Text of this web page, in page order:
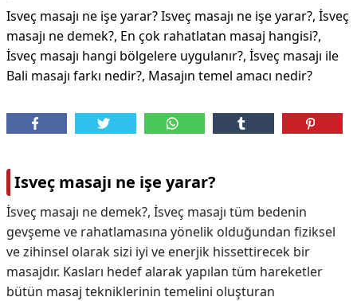
Isveç masajı ne işe yarar? Isveç masajı ne işe yarar?, İsveç
masajı ne demek?, En çok rahatlatan masaj hangisi?,
İsveç masajı hangi bölgelere uygulanır?, İsveç masajı ile
Bali masajı farkı nedir?, Masajın temel amacı nedir?
Isveç masajı ne işe yarar?
İsveç masajı ne demek?, İsveç masajı tüm bedenin
gevşeme ve rahatlamasına yönelik olduğundan fiziksel
ve zihinsel olarak sizi iyi ve enerjik hissettirecek bir
masajdır. Kasları hedef alarak yapılan tüm hareketler
bütün masaj tekniklerinin temelini oluşturan